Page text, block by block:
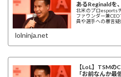
あるReginaldを
北米のプロesports
ファウンダー兼
員や選手への暴言
lolninja.net
【LoL】TSMの
「お前なんか